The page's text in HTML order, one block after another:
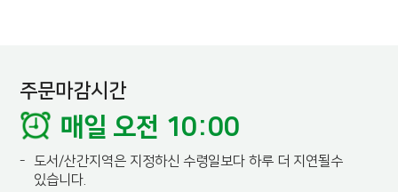
주문마감시간
매일 오전 10:00
-
도서/산간지역은 지정하신 수령일보다 하루 더 지연될수
있습니다.